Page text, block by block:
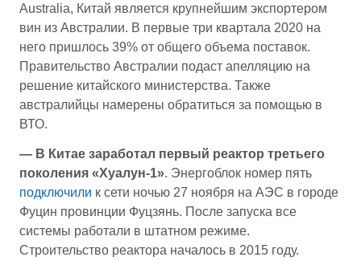
Australia, Китай является крупнейшим экспортером
вин из Австралии. В первые три квартала 2020 на
него пришлось 39% от общего объема поставок.
Правительство Австралии подаст апелляцию на
решение китайского министерства. Также
австралийцы намерены обратиться за помощью в
ВТО.
— В Китае заработал первый реактор третьего
поколения «Хуалун-1». Энергоблок номер пять
подключили к сети ночью 27 ноября на АЭС в городе
Фуцин провинции Фуцзянь. После запуска все
системы работали в штатном режиме.
Строительство реактора началось в 2015 году.